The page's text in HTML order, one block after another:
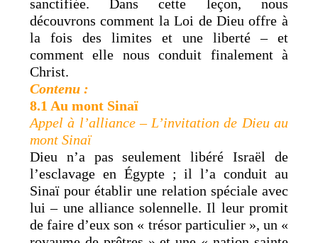
sanctifiée. Dans cette leçon, nous
découvrons comment la Loi de Dieu offre à
la fois des limites et une liberté – et
comment elle nous conduit finalement à
Christ.
Contenu :
8.1 Au mont Sinaï
Appel à l’alliance – L’invitation de Dieu au
mont Sinaï
Dieu n’a pas seulement libéré Israël de
l’esclavage en Égypte ; il l’a conduit au
Sinaï pour établir une relation spéciale avec
lui – une alliance solennelle. Il leur promit
de faire d’eux son « trésor particulier », un «